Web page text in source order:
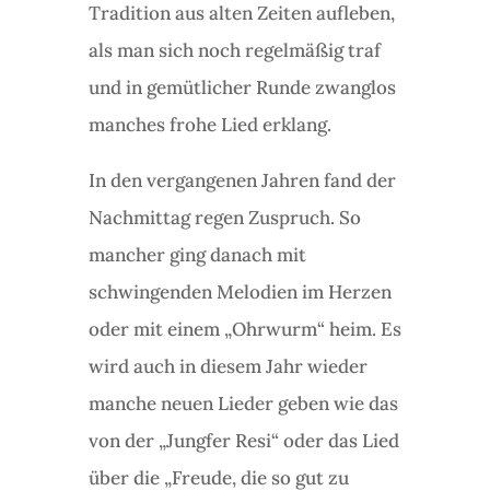
Tradition aus alten Zeiten aufleben,
als man sich noch regelmäßig traf
und in gemütlicher Runde zwanglos
manches frohe Lied erklang.
In den vergangenen Jahren fand der
Nachmittag regen Zuspruch. So
mancher ging danach mit
schwingenden Melodien im Herzen
oder mit einem „Ohrwurm“ heim. Es
wird auch in diesem Jahr wieder
manche neuen Lieder geben wie das
von der „Jungfer Resi“ oder das Lied
über die „Freude, die so gut zu